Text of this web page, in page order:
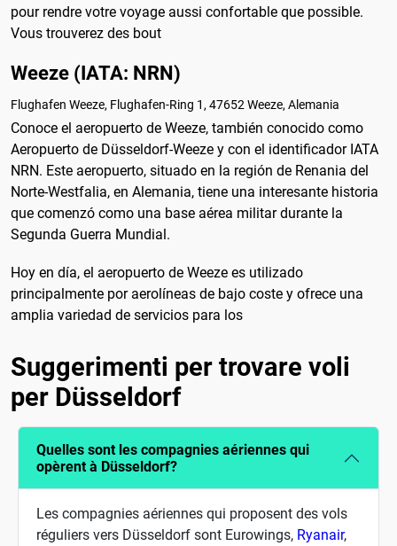
pour rendre votre voyage aussi confortable que possible.
Vous trouverez des bout
Weeze (IATA: NRN)
Flughafen Weeze, Flughafen-Ring 1, 47652 Weeze, Alemania
Conoce el aeropuerto de Weeze, también conocido como
Aeropuerto de Düsseldorf-Weeze y con el identificador IATA
NRN. Este aeropuerto, situado en la región de Renania del
Norte-Westfalia, en Alemania, tiene una interesante historia
que comenzó como una base aérea militar durante la
Segunda Guerra Mundial.
Hoy en día, el aeropuerto de Weeze es utilizado
principalmente por aerolíneas de bajo coste y ofrece una
amplia variedad de servicios para los
Suggerimenti per trovare voli
per Düsseldorf
Quelles sont les compagnies aériennes qui
opèrent à Düsseldorf?
Les compagnies aériennes qui proposent des vols
réguliers vers Düsseldorf sont Eurowings, Ryanair,